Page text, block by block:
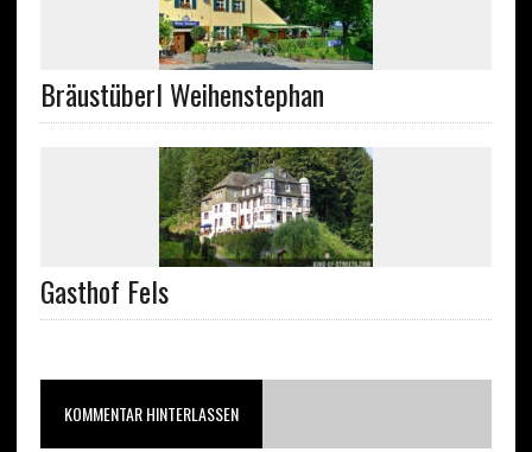
Bräustüberl Weihenstephan
Gasthof Fels
KOMMENTAR HINTERLASSEN